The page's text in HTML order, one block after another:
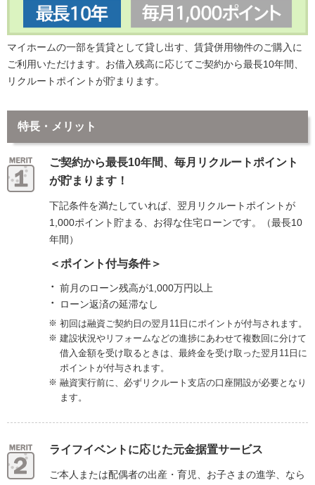
マイホームの一部を賃貸として貸し出す、賃貸併用物件のご購入に
ご利用いただけます。お借入残高に応じてご契約から最長10年間、
リクルートポイントが貯まります。
特長・メリット
ご契約から最長10年間、毎月リクルートポイント
が貯まります！
下記条件を満たしていれば、翌月リクルートポイントが
1,000ポイント貯まる、お得な住宅ローンです。（最長10
年間）
＜ポイント付与条件＞
前月のローン残高が1,000万円以上
ローン返済の延滞なし
初回は融資ご契約日の翌月11日にポイントが付与されます。
建設状況やリフォームなどの進捗にあわせて複数回に分けて
借入金額を受け取るときは、最終金を受け取った翌月11日に
ポイントが付与されます。
融資実行前に、必ずリクルート支店の口座開設が必要となり
ます。
ライフイベントに応じた元金据置サービス
ご本人または配偶者の出産・育児、お子さまの進学、なら